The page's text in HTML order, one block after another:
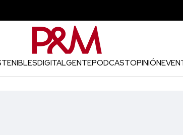
DIGITALGENTEPODCASTOPINIÓN